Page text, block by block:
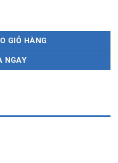
BMW 520i chính hãng số
GIỎ HÀNG
NGAY